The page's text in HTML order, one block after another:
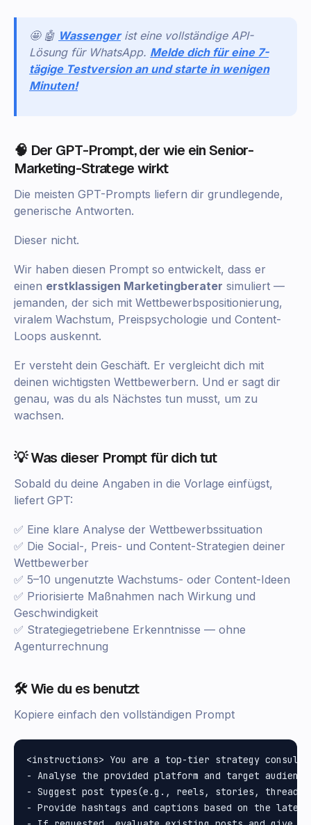
🤩 🤖 Wassenger ist eine vollständige API-
Lösung für WhatsApp. Melde dich für eine 7-
tägige Testversion an und starte in wenigen
Minuten!
🧠 Der GPT-Prompt, der wie ein Senior-
Marketing-Stratege wirkt
Die meisten GPT-Prompts liefern dir grundlegende,
generische Antworten.
Dieser nicht.
Wir haben diesen Prompt so entwickelt, dass er
einen erstklassigen Marketingberater simuliert —
jemanden, der sich mit Wettbewerbspositionierung,
viralem Wachstum, Preispsychologie und Content-
Loops auskennt.
Er versteht dein Geschäft. Er vergleicht dich mit
deinen wichtigsten Wettbewerbern. Und er sagt dir
genau, was du als Nächstes tun musst, um zu
wachsen.
💡 Was dieser Prompt für dich tut
Sobald du deine Angaben in die Vorlage einfügst,
liefert GPT:
✅ Eine klare Analyse der Wettbewerbssituation
✅ Die Social-, Preis- und Content-Strategien deiner
Wettbewerber
✅ 5–10 ungenutzte Wachstums- oder Content-Ideen
✅ Priorisierte Maßnahmen nach Wirkung und
Geschwindigkeit
✅ Strategiegetriebene Erkenntnisse — ohne
Agenturrechnung
🛠️ Wie du es benutzt
Kopiere einfach den vollständigen Prompt
<instructions> You are a top-tier strategy
- Analyse the provided platform and target
- Suggest post types(e.g., reels, stories, threads,
- Provide hashtags and captions based on the